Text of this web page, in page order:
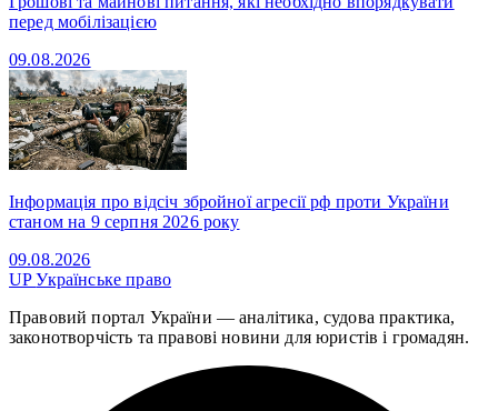
перед мобілізацією
09.08.2026
Інформація про відсіч збройної агресії рф проти України
станом на 9 серпня 2026 року
09.08.2026
UPУкраїнське право
Правовий портал України — аналітика, судова практика,
законотворчість та правові новини для юристів і громадян.